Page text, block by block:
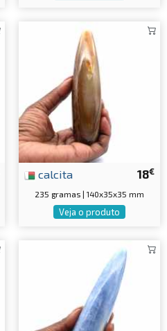
18€
calcita
235 gramas | 140x35x35 mm
Veja o produto